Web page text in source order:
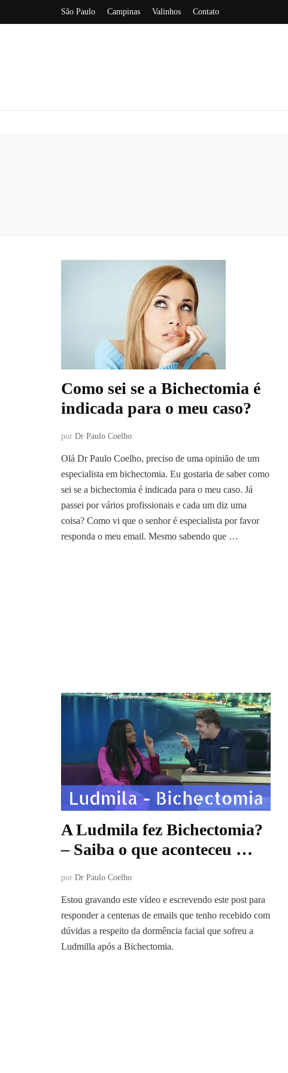
São Paulo Campinas Valinhos Contato
Como sei se a Bichectomia é
indicada para o meu caso?
por Dr Paulo Coelho
Olá Dr Paulo Coelho, preciso de uma opinião de um
especialista em bichectomia. Eu gostaria de saber como
sei se a bichectomia é indicada para o meu caso. Já
passei por vários profissionais e cada um diz uma
coisa? Como vi que o senhor é especialista por favor
responda o meu email. Mesmo sabendo que …
A Ludmila fez Bichectomia?
– Saiba o que aconteceu …
por Dr Paulo Coelho
Estou gravando este vídeo e escrevendo este post para
responder a centenas de emails que tenho recebido com
dúvidas a respeito da dormência facial que sofreu a
Ludmilla após a Bichectomia.